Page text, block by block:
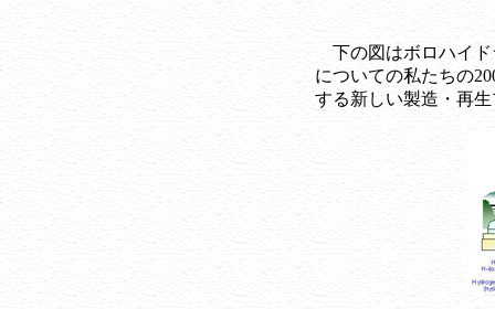
下の図はボロハイド
についての私たちの
する新しい製造・再